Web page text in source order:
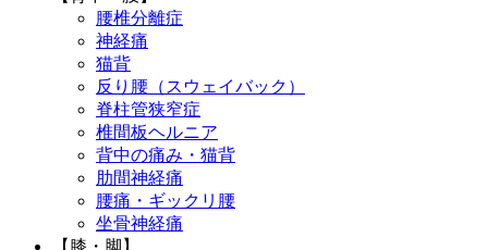
腰椎分離症
神経痛
猫背
反り腰（スウェイバック）
脊柱管狭窄症
椎間板ヘルニア
背中の痛み・猫背
肋間神経痛
腰痛・ギックリ腰
坐骨神経痛
【膝・脚】